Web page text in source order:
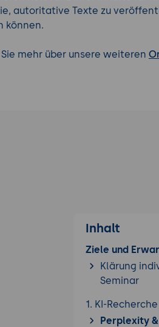
autoritative Texte zu
können.
mehr über unsere weiteren
Inhalt
Ziele und
Klärung
Seminar
1. KI-
Perplexity